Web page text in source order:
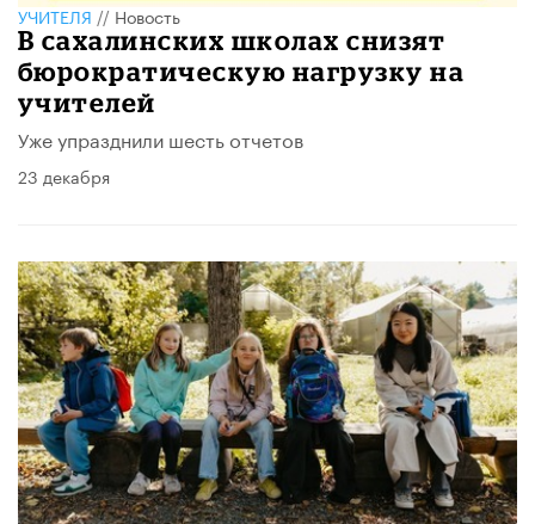
УЧИТЕЛЯ // Новость
В сахалинских школах снизят
бюрократическую нагрузку на
учителей
Уже упразднили шесть отчетов
23 декабря